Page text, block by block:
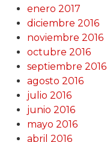
enero 2017
diciembre 2016
noviembre 2016
octubre 2016
septiembre 2016
agosto 2016
julio 2016
junio 2016
mayo 2016
abril 2016